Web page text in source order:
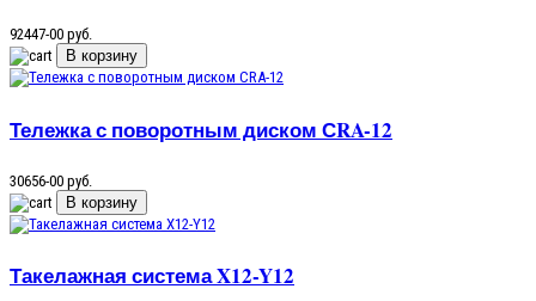
92447-00 руб.
Тележка с поворотным диском СRA-12
30656-00 руб.
Такелажная система X12-Y12